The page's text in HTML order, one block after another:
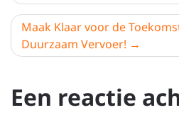
Maak Klaar voor de
Duurzaam Vervoer!
Een reactie